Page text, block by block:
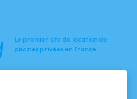
Le premier site de location de
piscines privées en France.